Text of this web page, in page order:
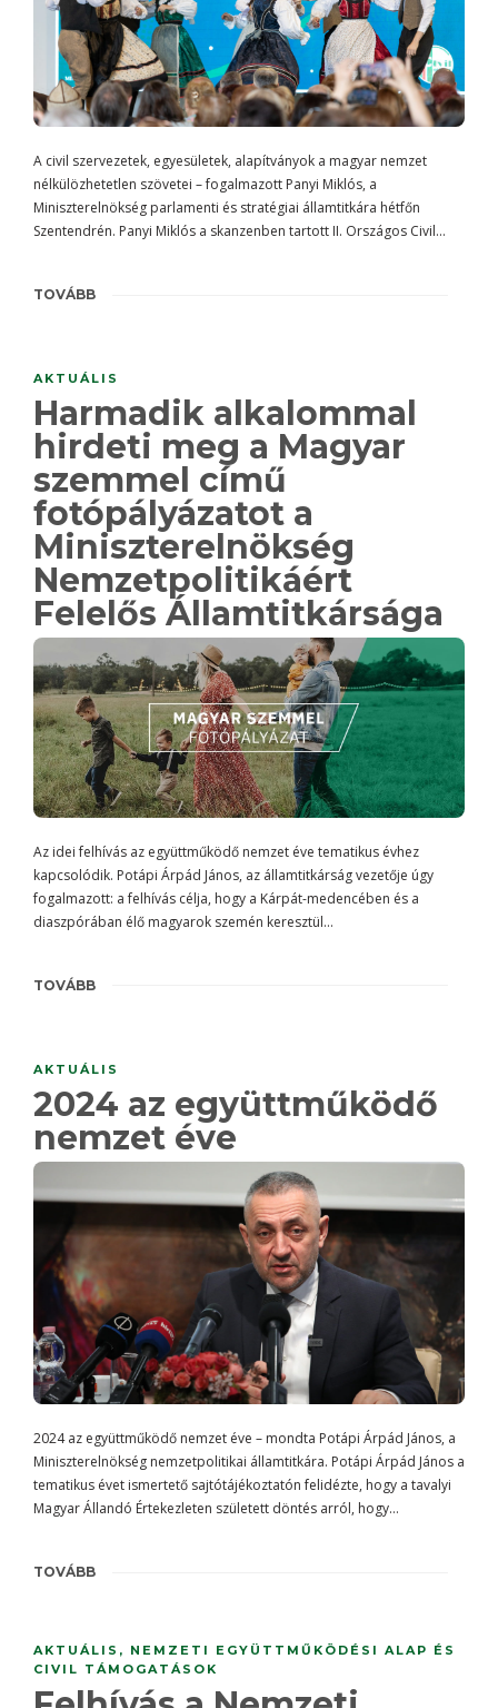
A civil szervezetek, egyesületek, alapítványok a magyar nemzet
nélkülözhetetlen szövetei – fogalmazott Panyi Miklós, a
Miniszterelnökség parlamenti és stratégiai államtitkára hétfőn
Szentendrén. Panyi Miklós a skanzenben tartott II. Országos Civil…
TOVÁBB
AKTUÁLIS
Harmadik alkalommal
hirdeti meg a Magyar
szemmel című
fotópályázatot a
Miniszterelnökség
Nemzetpolitikáért
Felelős Államtitkársága
Az idei felhívás az együttműködő nemzet éve tematikus évhez
kapcsolódik. Potápi Árpád János, az államtitkárság vezetője úgy
fogalmazott: a felhívás célja, hogy a Kárpát-medencében és a
diaszpórában élő magyarok szemén keresztül…
TOVÁBB
AKTUÁLIS
2024 az együttműködő
nemzet éve
2024 az együttműködő nemzet éve – mondta Potápi Árpád János, a
Miniszterelnökség nemzetpolitikai államtitkára. Potápi Árpád János a
tematikus évet ismertető sajtótájékoztatón felidézte, hogy a tavalyi
Magyar Állandó Értekezleten született döntés arról, hogy…
TOVÁBB
AKTUÁLIS , NEMZETI EGYÜTTMŰKÖDÉSI ALAP ÉS
CIVIL TÁMOGATÁSOK